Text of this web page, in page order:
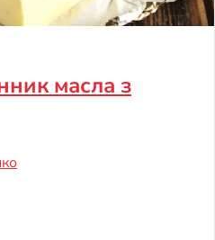
масла з